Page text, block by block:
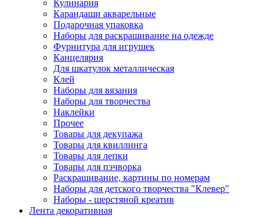
Кулинария
Карандаши акварельные
Подарочная упаковка
Наборы для раскрашивание на одежде
Фурнитура для игрушек
Канцелярия
Для шкатулок металлическая
Клей
Наборы для вязания
Наборы для творчества
Наклейки
Прочее
Товары для декупажа
Товары для квиллинга
Товары для лепки
Товары для пэчворка
Раскрашивание, картины по номерам
Наборы для детского творчества "Клевер"
Наборы - шерстяной креатив
Лента декоративная